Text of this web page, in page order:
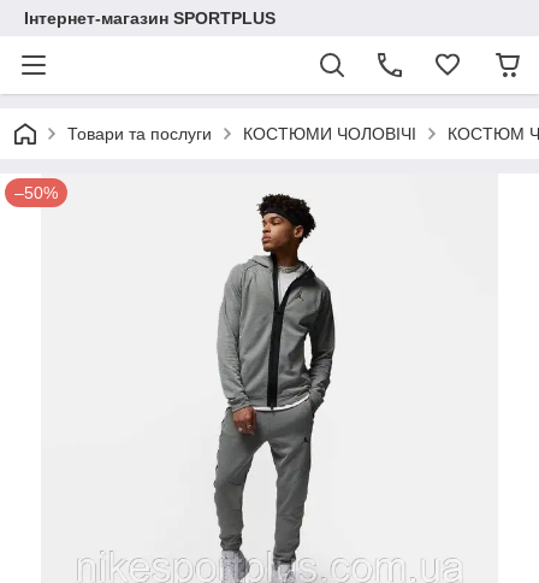
Інтернет-магазин SPORTPLUS
Товари та послуги КОСТЮМИ ЧОЛОВІЧІ КОСТЮМ
–50%